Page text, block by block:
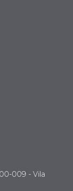
009 - Vila